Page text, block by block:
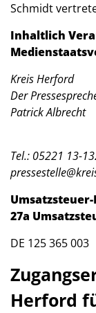
Schmidt
Inhaltlich
Kreis Herford
Der
Patrick Albrecht
Tel.: 05221 13-
27a
DE 125 365 003
Herford